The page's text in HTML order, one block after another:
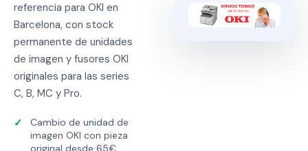
referencia para OKI en
Barcelona, con stock
permanente de unidades
de imagen y fusores OKI
originales para las series
C, B, MC y Pro.
✓
Cambio de unidad de
imagen OKI con pieza
original desde 65€